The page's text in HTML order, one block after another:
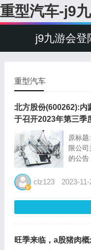
重型汽车-j9
j9九游会登
重型汽车
北方股份(600262):内
于召开2023年第三季
原标
限公
的公告
股份有
clz123 2023-
旺季来临，a股猪肉